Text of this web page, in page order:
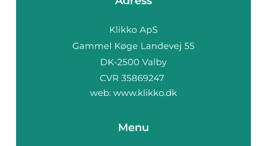
web: www.klikko.dk
Menu